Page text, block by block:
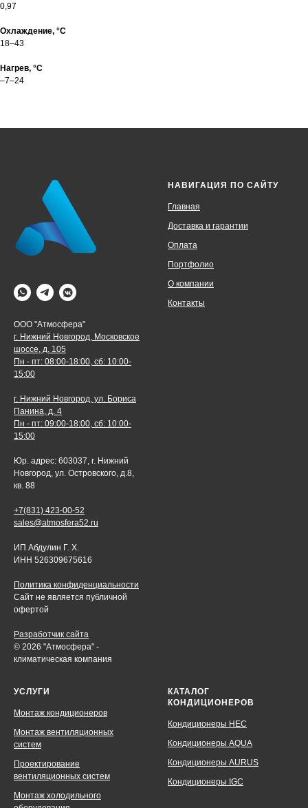
0,97
Охлаждение, °С
18–43
Нагрев, °С
–7–24
ООО "Атмосфера"
г. Нижний Новгород, Московское
шоссе, д. 105
Пн - пт: 08:00-18:00, сб: 10:00-
15:00
г. Нижний Новгород, ул. Бориса
Панина, д. 4
Пн - пт: 09:00-18:00, сб: 10:00-
15:00
Юр. адрес: 603037, г. Нижний
Новгород, ул. Островского, д.8,
кв. 88
+7(831) 423-00-52
sales@atmosfera52.ru
ИП Абдулин Г. Х.
ИНН 526309675616
Политика конфиденциальности
Сайт не является публичной
офертой
Разработчик сайта
© 2026 "Атмосфера" -
климатическая компания
НАВИГАЦИЯ ПО САЙТУ
Главная
Доставка и гарантии
Оплата
Портфолио
О компании
Контакты
УСЛУГИ
Монтаж кондиционеров
Монтаж вентиляционных
систем
Проектирование
вентиляционных систем
Монтаж холодильного
КАТАЛОГ
КОНДИЦИОНЕРОВ
Кондиционеры HEC
Кондиционеры AQUA
Кондиционеры AURUS
Кондиционеры IGC